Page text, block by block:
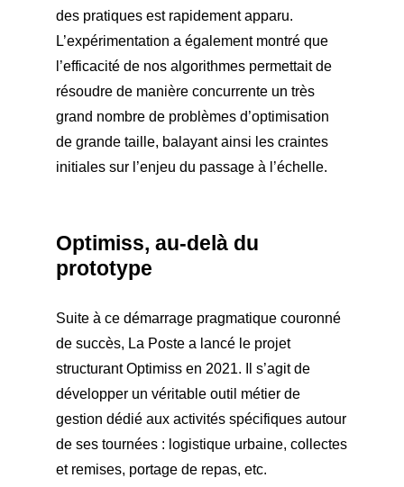
des pratiques est rapidement apparu.
L’expérimentation a également montré que
l’efficacité de nos algorithmes permettait de
résoudre de manière concurrente un très
grand nombre de problèmes d’optimisation
de grande taille, balayant ainsi les craintes
initiales sur l’enjeu du passage à l’échelle.
Optimiss, au-delà du
prototype
Suite à ce démarrage pragmatique couronné
de succès, La Poste a lancé le projet
structurant Optimiss en 2021. Il s’agit de
développer un véritable outil métier de
gestion dédié aux activités spécifiques autour
de ses tournées : logistique urbaine, collectes
et remises, portage de repas, etc.